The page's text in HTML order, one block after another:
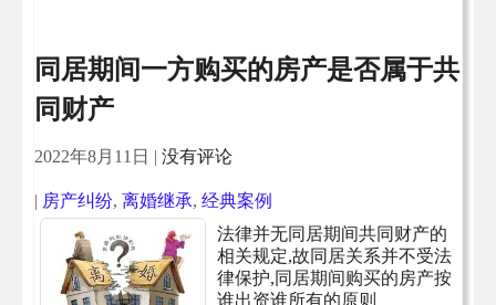
同居期间一方购买的房产是否属于共
同财产
2022年8月11日 | 没有评论
| 房产纠纷, 离婚继承, 经典案例
法律并无同居期间共同财产的
相关规定,故同居关系并不受法
律保护,同居期间购买的房产按
谁出资谁所有的原则